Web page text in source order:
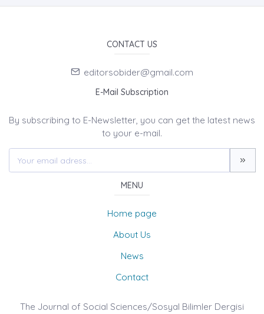
CONTACT US
editorsobider@gmail.com
E-Mail Subscription
By subscribing to E-Newsletter, you can get the latest news
to your e-mail.
MENU
Home page
About Us
News
Contact
The Journal of Social Sciences/Sosyal Bilimler Dergisi